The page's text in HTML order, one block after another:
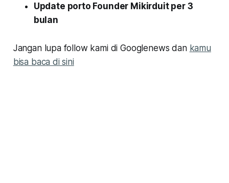
Update porto Founder Mikirduit per 3
bulan
Jangan lupa follow kami di Googlenews dan kamu
bisa baca di sini